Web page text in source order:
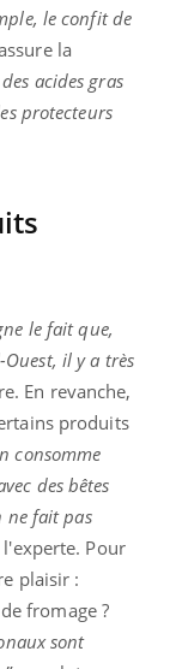
le confit de
la
acides gras
protecteurs
le fait que,
il y a très
En revanche,
produits
consomme
des bêtes
ne fait pas
l'experte. Pour
plaisir :
fromage ?
sont